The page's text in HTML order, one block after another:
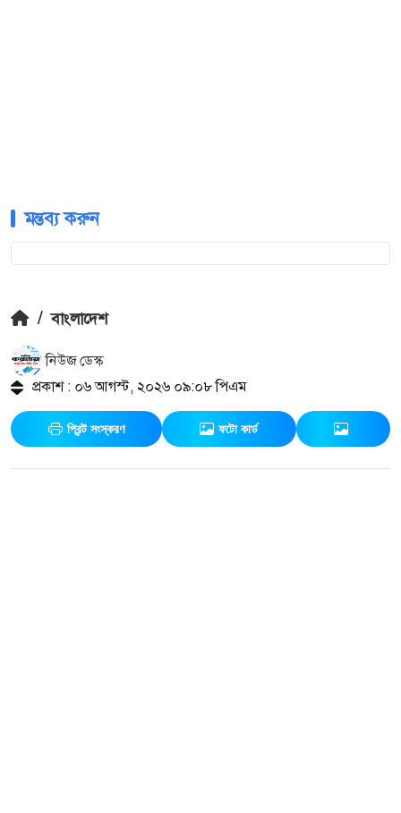
মন্তব্য করুন
/ বাংলাদেশ
নিউজ ডেস্ক
প্রকাশ : ০৬ আগস্ট, ২০২৬ ০৯:০৮ পিএম
প্রিন্ট সংস্করণ ফটো কার্ড